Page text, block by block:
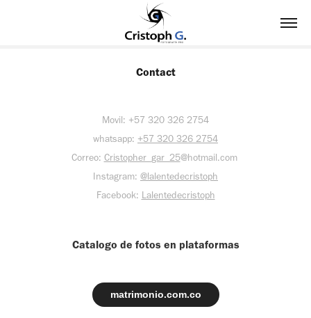
Contact
Movil: +57 320 326 2754
whatsapp: +57 320 326 2754
Correo: Cristopher_gar_25@hotmail.com
Instagram: @lalentedecristoph
Facebook: Lalentedecristoph
Catalogo de fotos en plataformas
matrimonio.com.co